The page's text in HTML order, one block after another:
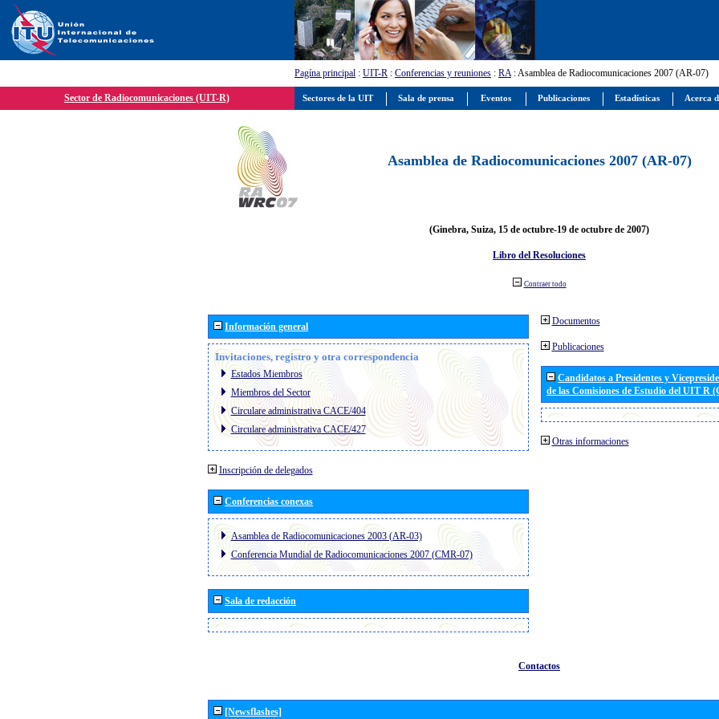
Pagína principal : UIT-R : Conferencias y reuniones : RA: Asamblea de Radiocomunicaciones 2007 (AR-07)
Sector de Radiocomunicaciones (UIT-R)
Asamblea de Radiocomunicaciones 2007 (AR-07)
(Ginebra, Suiza, 15 de octubre-19 de octubre de 2007)
Libro del Resoluciones
Contraer todo
Información general
Invitaciones, registro y otra correspondencia
Estados Miembros
Miembros del Sector
Circulare administrativa CACE/404
Circulare administrativa CACE/427
Inscripción de delegados
Conferencias conexas
Asamblea de Radiocomunicaciones 2003 (AR-03)
Conferencia Mundial de Radiocomunicaciones 2007 (CMR-07)
Sala de redacción
Documentos
Publicaciones
Candidatos a Presidentes y
de las Comisiones de Estudio del UIT R
Otras informaciones
Contactos
[Newsflashes]
Sectores de la UIT Sala de prensa Eventos Publicaciones Estadísticas Acerca